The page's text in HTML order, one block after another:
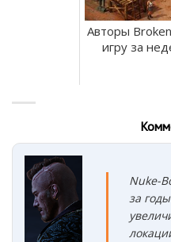
Авторы
игру за
Nuke-
за